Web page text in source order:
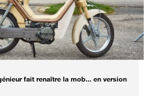
fait renaître la mob... en version